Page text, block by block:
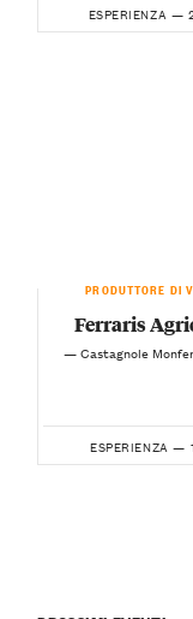
ESPERIENZA —
PRODUTTORE DI
Ferraris
— Castagnole
ESPERIENZA —